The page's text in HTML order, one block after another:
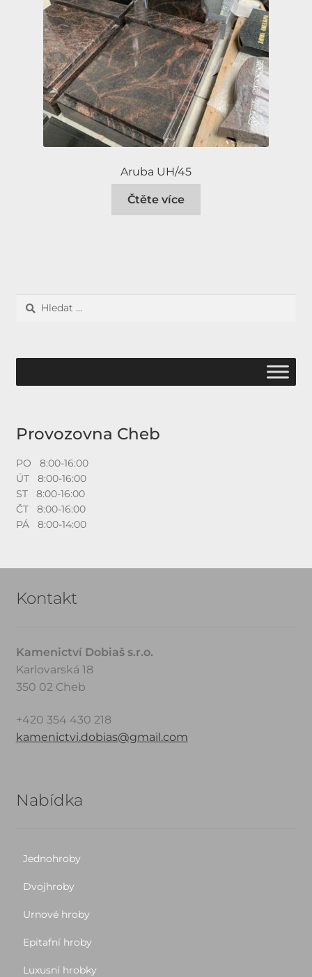
Aruba UH/45
Čtěte více
Vyhledávání
Provozovna Cheb
PO 8:00-16:00
ÚT 8:00-16:00
ST 8:00-16:00
ČT 8:00-16:00
PÁ 8:00-14:00
Kontakt
Kamenictví Dobiaš s.r.o.
Karlovarská 18
350 02 Cheb
+420 354 430 218
kamenictvi.dobias@gmail.com
Nabídka
Jednohroby
Dvojhroby
Urnové hroby
Epitafní hroby
Luxusní hrobky